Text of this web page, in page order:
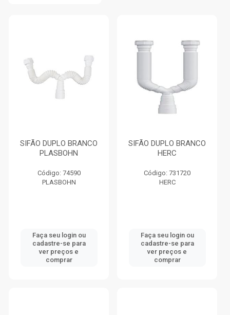
SIFÃO DUPLO BRANCO
PLASBOHN
Código: 74590
PLASBOHN
Faça seu login ou
cadastre-se para
ver preços e
comprar
SIFÃO DUPLO BRANCO
HERC
Código: 731720
HERC
Faça seu login ou
cadastre-se para
ver preços e
comprar